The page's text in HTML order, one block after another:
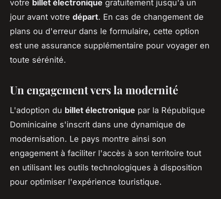
votre billet électronique gratuitement jusqu'à un
jour avant votre départ. En cas de changement de
plans ou d'erreur dans le formulaire, cette option
est une assurance supplémentaire pour voyager en
toute sérénité.
Un engagement vers la modernité
L'adoption du billet électronique par la République
Dominicaine s'inscrit dans une dynamique de
modernisation. Le pays montre ainsi son
engagement à faciliter l'accès à son territoire tout
en utilisant les outils technologiques à disposition
pour optimiser l'expérience touristique.